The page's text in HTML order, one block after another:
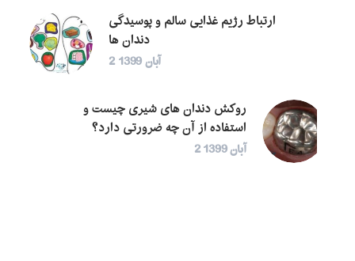
ارتباط رژیم غذایی سالم و پوسیدگی
دندان ها
2 آبان 1399
روکش دندان های شیری چیست و
استفاده از آن چه ضرورتی دارد؟
2 آبان 1399